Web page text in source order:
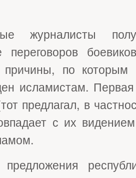
журналисты
переговоров
по которым
исламистам.
предлагал, в
с их